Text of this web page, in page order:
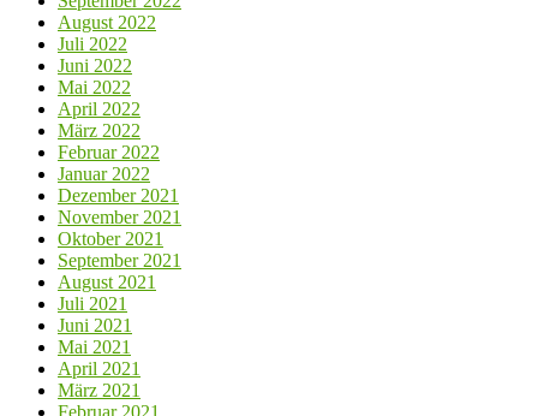
August 2022
Juli 2022
Juni 2022
Mai 2022
April 2022
März 2022
Februar 2022
Januar 2022
Dezember 2021
November 2021
Oktober 2021
September 2021
August 2021
Juli 2021
Juni 2021
Mai 2021
April 2021
März 2021
Februar 2021